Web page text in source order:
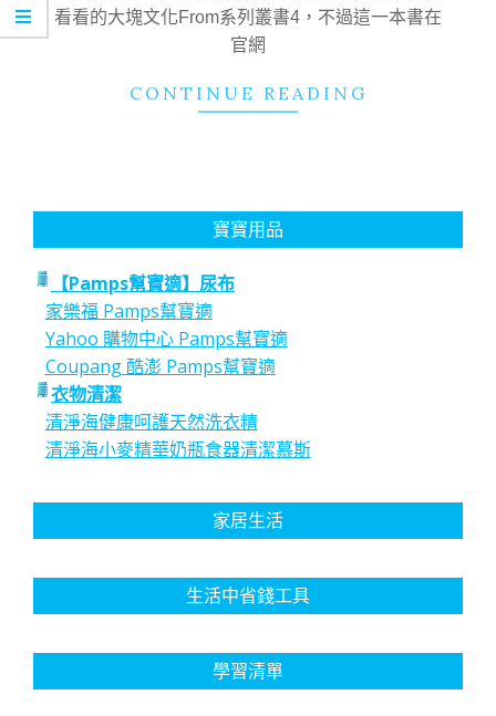
看看的大塊文化From系列叢書4，不過這一本書在
官網
CONTINUE READING
寶寶用品
【Pamps幫寶適】尿布
家樂福 Pamps幫寶適
Yahoo 購物中心 Pamps幫寶適
Coupang 酷澎 Pamps幫寶適
衣物清潔
清淨海健康呵護天然洗衣精
清淨海小麥精華奶瓶食器清潔慕斯
家居生活
生活中省錢工具
學習清單